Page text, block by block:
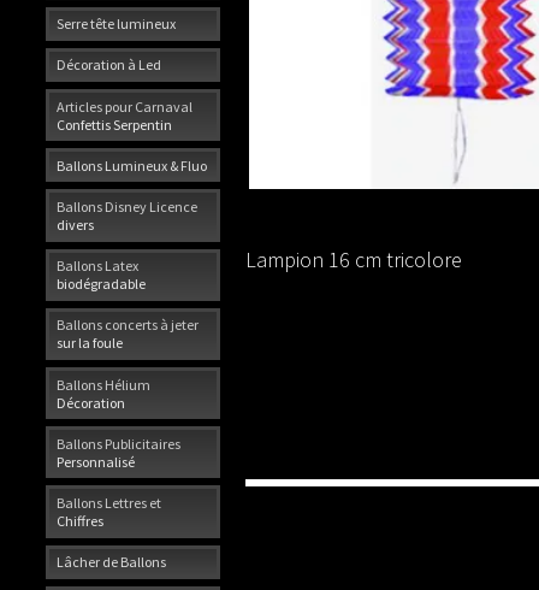
Serre tête lumineux
Décoration à Led
Articles pour Carnaval
Confettis Serpentin
Ballons Lumineux & Fluo
Ballons Disney Licence
divers
Ballons Latex
biodégradable
Ballons concerts à jeter
sur la foule
Ballons Hélium
Décoration
Ballons Publicitaires
Personnalisé
Ballons Lettres et
Chiffres
Lâcher de Ballons
Lampion 16 cm tricolore